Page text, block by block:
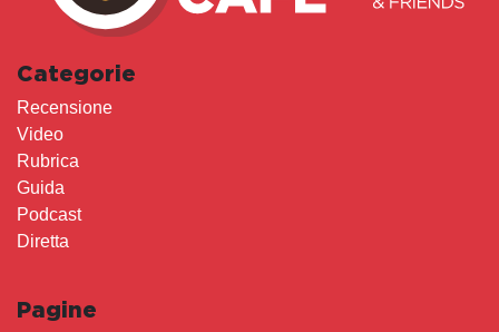
Categorie
Recensione
Video
Rubrica
Guida
Podcast
Diretta
Pagine